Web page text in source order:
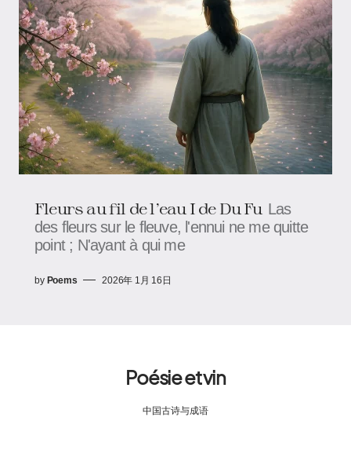
Fleurs au fil de l’eau I de Du Fu Las
des fleurs sur le fleuve, l'ennui ne me quitte
point ; N'ayant à qui me
by Poems 2026年 1月 16日
Poésie et vin
中国古诗与成语